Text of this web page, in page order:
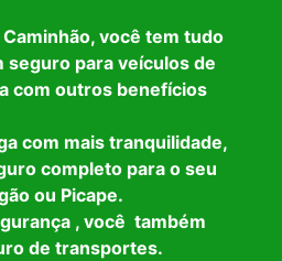
você tem tudo
seguro para veículos de
com outros benefícios
com mais tranquilidade,
completo para o seu
ou Picape.
, você também
de transportes.